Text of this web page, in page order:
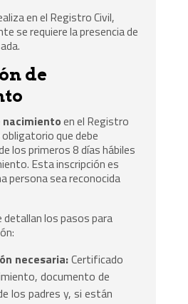
en el Registro Civil,
se requiere la presencia de
de
nacimientoen el Registro
que debe
los primeros 8 días hábiles
Esta inscripción es
persona sea reconocida
detallan los pasos para
necesaria:Certificado
documento de
los padres y, si están